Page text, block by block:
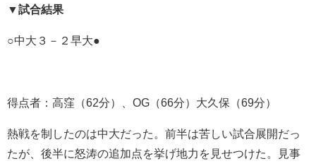
▼試合結果
○中大３－２早大●
得点者：高窪（62分）、OG（66分）大久保（69分）
熱戦を制したのは中大だった。前半は苦しい試合展開だっ
たが、後半に怒涛の追加点を挙げ地力を見せつけた。見事